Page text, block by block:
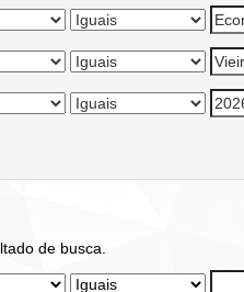
de busca.